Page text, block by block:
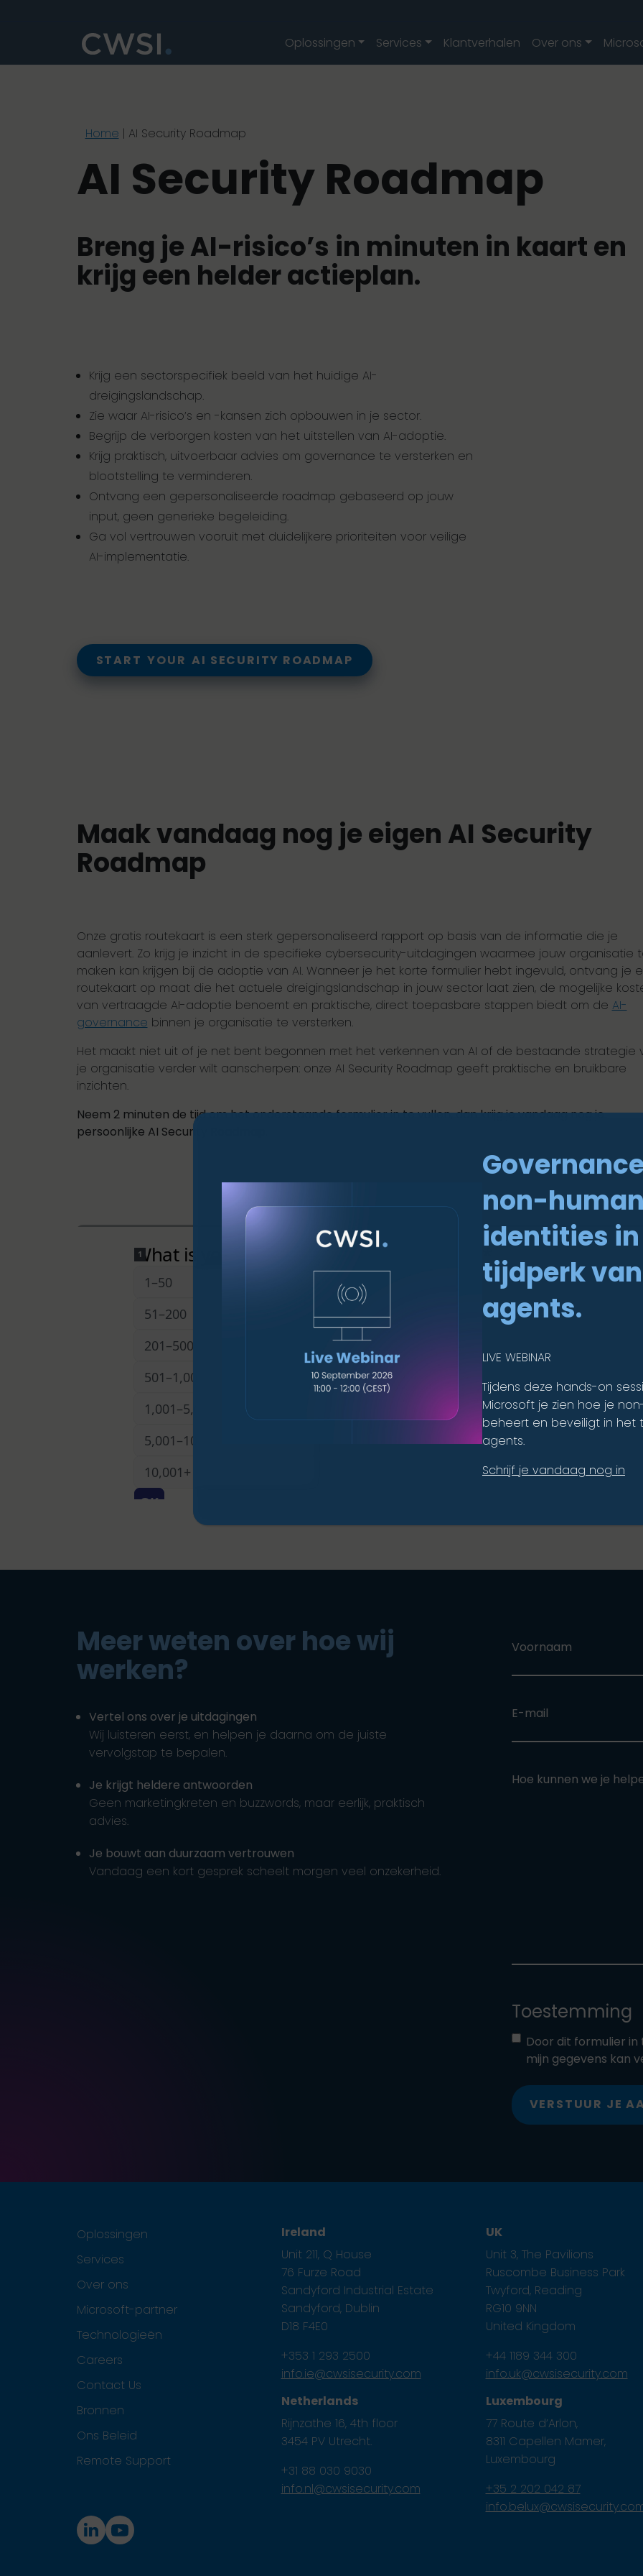
Oplossingen Services Klantverhalen Over ons
Home | AI Security Roadmap
AI Security Roadmap
Breng je AI-risico’s in minuten in kaart en
krijg een helder actieplan.
Krijg een sectorspecifiek beeld van het huidige AI-
dreigingslandschap.
Zie waar AI-risico’s en -kansen zich opbouwen in je sector.
Begrijp de verborgen kosten van het uitstellen van AI-adoptie.
Krijg praktisch, uitvoerbaar advies om governance te versterken en
blootstelling te verminderen.
Ontvang een gepersonaliseerde roadmap gebaseerd op jouw
input, geen generieke begeleiding.
Ga vol vertrouwen vooruit met duidelijkere prioriteiten voor veilige
AI-implementatie.
START YOUR AI SECURITY ROADMAP
Maak vandaag nog je eigen AI Security
Roadmap
Onze gratis routekaart is een sterk gepersonaliseerd rapport op basis van de informatie die je
aanlevert. Zo krijg je inzicht in de specifieke cybersecurity-uitdagingen waarmee jouw organisatie
maken kan krijgen bij de adoptie van AI. Wanneer je het korte formulier hebt ingevuld, ontvang je
routekaart op maat die het actuele dreigingslandschap in jouw sector laat zien, de mogelijke
van vertraagde AI-adoptie benoemt en praktische, direct toepasbare stappen biedt om de AI-
governance binnen je organisatie te versterken.
Het maakt niet uit of je net bent begonnen met het verkennen van AI of de bestaande strategie
je organisatie verder wilt aanscherpen: onze AI Security Roadmap geeft praktische en bruikbare
inzichten.
Neem 2 minuten de tijd om het onderstaande formulier in te vullen, dan krijg je vandaag nog je
persoonlijke AI Security Roadmap.
Meer weten over hoe wij
werken?
Vertel ons over je uitdagingen
Wij luisteren eerst, en helpen je daarna om de juiste
vervolgstap te bepalen.
Je krijgt heldere antwoorden
Geen marketingkreten en buzzwords, maar eerlijk, praktisch
advies.
Je bouwt aan duurzaam vertrouwen
Vandaag een kort gesprek scheelt morgen veel onzekerheid.
Voornaam
E-mail
Hoe kunnen we je
Toestemming
Door dit formulier in
mijn gegevens kan
VERSTUUR JE
Oplossingen
Services
Over ons
Microsoft-partner
Technologieën
Careers
Contact Us
Bronnen
Ons Beleid
Remote Support
Ireland
Unit 211, Q House
76 Furze Road
Sandyford Industrial Estate
Sandyford, Dublin
D18 F4E0
+353 1 293 2500
info.ie@cwsisecurity.com
Netherlands
Rijnzathe 16, 4th floor
3454 PV Utrecht.
+31 88 030 9030
info.nl@cwsisecurity.com
UK
Unit 3, The Pavilions
Ruscombe Business Park
Twyford, Reading
RG10 9NN
United Kingdom
+44 1189 344 300
info.uk@cwsisecurity.com
Luxembourg
77 Route d’Arlon,
8311 Capellen Mamer,
Luxembourg
+35 2 202 042 87
non-
identities
tijdperk
agents.
LIVE WEBINAR
Tijdens deze hands-on
Microsoft je zien hoe je
beheert en beveiligt in het
agents.
Schrijf je vandaag nog in